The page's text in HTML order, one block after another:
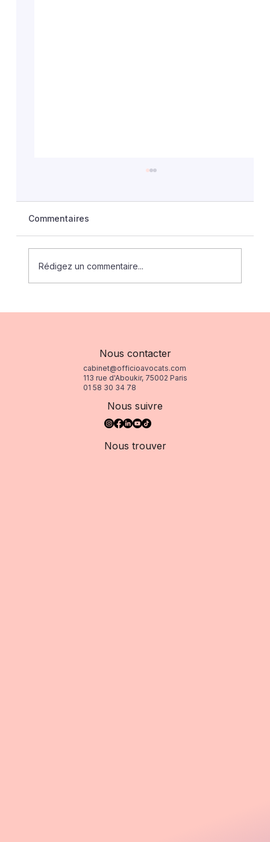
Décret 2026-604 : autorisations
Commentaires
Rédigez un commentaire...
Nous contacter
cabinet@officioavocats.com
113 rue d'Aboukir, 75002 Paris
01 58 30 34 78
Nous trouver
Nous suivre